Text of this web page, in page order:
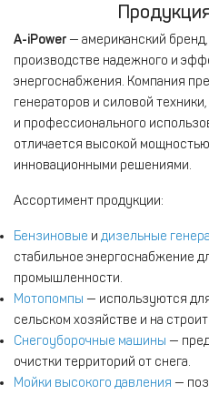
A-iPower — американский
производстве надежного и
энергоснабжения. Компания
генераторов и силовой
и профессионального
отличается высокой
инновационными решениями.
Ассортимент продукции:
Бензиновые и дизельные
стабильное энергоснабжение
промышленности.
Мотопомпы — используются
сельском хозяйстве и на
Снегоуборочные машины —
очистки территорий от снега.
Мойки высокого давления —